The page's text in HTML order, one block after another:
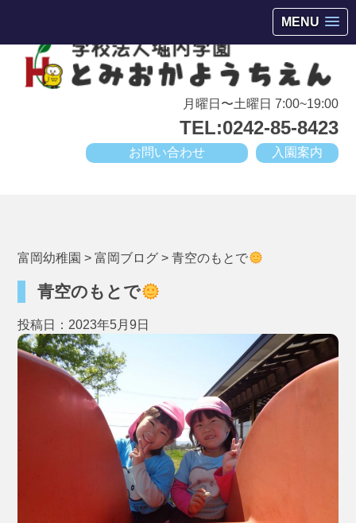
MENU
月曜日〜土曜日 7:00~19:00
TEL:0242-85-8423
入園案内
お問い合わせ
富岡幼稚園 >富岡ブログ >青空のもとで
青空のもとで
投稿日：2023年5月9日